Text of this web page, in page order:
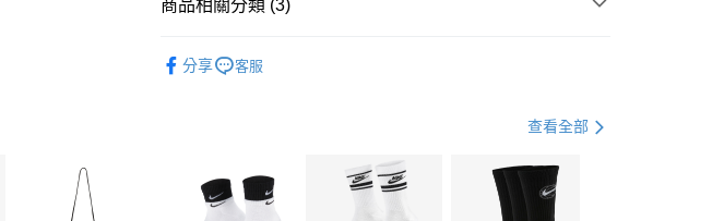
台新國際商業銀行
【關於「AFTEE先享後付」】
３．安心：先確認商品／服務後，再付款。
【「AFTEE先享後付」結帳流程】
每筆NT$100，滿NT$1,500(含以上)免運費
商品相關分類 (3)
分享 客服
查看全部